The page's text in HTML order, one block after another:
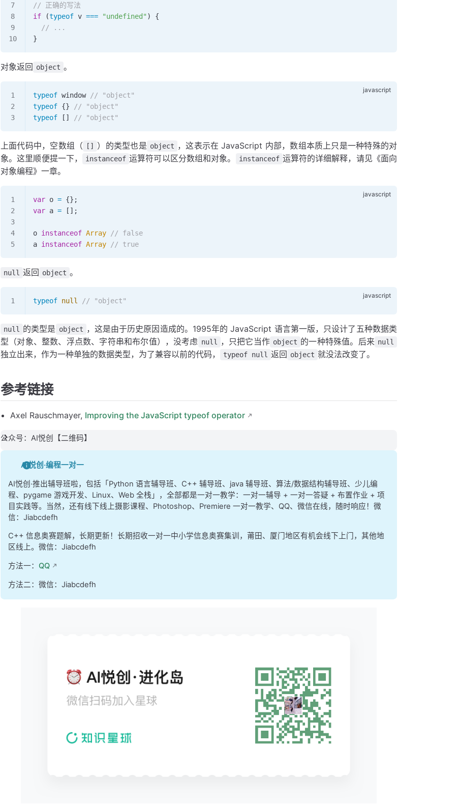
// 正确的写法
if (typeof v === "undefined" ) {
  // ...
}
对象返回 object 。
typeof window // "object"
typeof {}
// "object"
typeof [] // "object"
上面代码中，空数组（ [] ）的类型也是 object ，这表示在 JavaScript 内部，数组本质上只是一种特殊的对
象。这里顺便提一下，
instanceof 运算符可以区分数组和对象。 instanceof 运算符的详细解释，请见《面向
对象编程》一章。
var o = {};
var a = [];
o instanceof Array // false
a instanceof Array // true
null 返回 object 。
typeof null // "object"
null 的类型是 object ，这是由于历史原因造成的。1995年的 JavaScript 语言第一版，只设计了五种数据类
型（对象、整数、浮点数、字符串和布尔值），没考虑 null ，只把它当作 object 的一种特殊值。后来 null
独立出来，作为一种单独的数据类型，为了兼容以前的代码， typeof null 返回 object 就没法改变了。
参考链接
Axel Rauschmayer, Improving the JavaScript typeof operator
公众号：AI悦创【二维码】
AI悦创·编程一对一
AI悦创·推出辅导班啦，包括「Python 语言辅导班、C++ 辅导班、java 辅导班、算法/数据结构辅导班、少儿编
程、pygame 游戏开发、Linux、Web 全栈」，全部都是一对一教学：一对一辅导 + 一对一答疑 + 布置作业 + 项
目实践等。当然，还有线下线上摄影课程、Photoshop、Premiere 一对一教学、QQ、微信在线，随时响应！微
信：Jiabcdefh
C++ 信息奥赛题解，长期更新！长期招收一对一中小学信息奥赛集训，莆田、厦门地区有机会线下上门，其他地
区线上。微信：Jiabcdefh
方法一： QQ
方法二：微信：Jiabcdefh